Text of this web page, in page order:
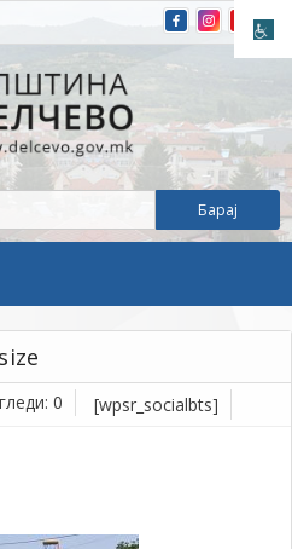
0 [wpsr_socialbts]